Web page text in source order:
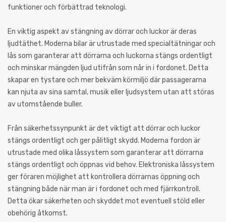
funktioner och förbättrad teknologi.
En viktig aspekt av stängning av dörrar och luckor är deras
ljudtäthet. Moderna bilar är utrustade med specialtätningar och
lås som garanterar att dörrarna och luckorna stängs ordentligt
och minskar mängden ljud utifrån som når in i fordonet. Detta
skapar en tystare och mer bekväm körmiljö där passagerarna
kan njuta av sina samtal, musik eller ljudsystem utan att störas
av utomstående buller.
Från säkerhetssynpunkt är det viktigt att dörrar och luckor
stängs ordentligt och ger pålitligt skydd. Moderna fordon är
utrustade med olika låssystem som garanterar att dörrarna
stängs ordentligt och öppnas vid behov. Elektroniska låssystem
ger föraren möjlighet att kontrollera dörrarnas öppning och
stängning både när man är i fordonet och med fjärrkontroll.
Detta ökar säkerheten och skyddet mot eventuell stöld eller
obehörig åtkomst.